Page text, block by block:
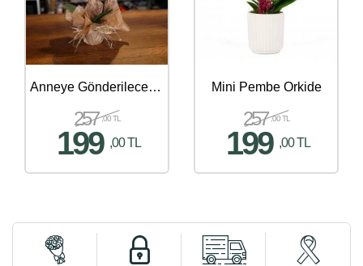
Anneye Gönderilecek En Güzel Çiçek Gönder - 228
257 ,00 TL
199 ,00 TL
Mini Pembe Orkide
257 ,00 TL
199 ,00 TL